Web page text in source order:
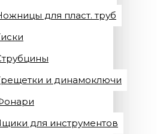
для пласт. труб
и динамоключи
для инструментов